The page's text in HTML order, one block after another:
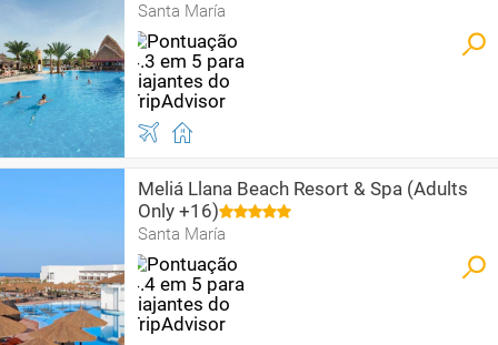
Santa María
Meliá Llana Beach Resort & Spa (Adults
Only +16)
Santa María